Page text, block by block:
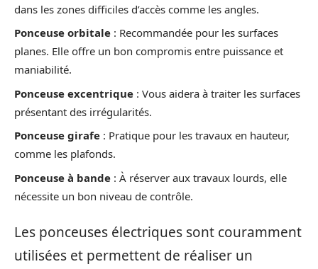
dans les zones difficiles d’accès comme les angles.
Ponceuse orbitale : Recommandée pour les surfaces
planes. Elle offre un bon compromis entre puissance et
maniabilité.
Ponceuse excentrique : Vous aidera à traiter les surfaces
présentant des irrégularités.
Ponceuse girafe : Pratique pour les travaux en hauteur,
comme les plafonds.
Ponceuse à bande : À réserver aux travaux lourds, elle
nécessite un bon niveau de contrôle.
Les ponceuses électriques sont couramment
utilisées et permettent de réaliser un